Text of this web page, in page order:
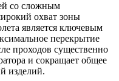
со сложным
охват зоны
является ключевым
перекрытие
проходов существенно
и сокращает общее
изделий.